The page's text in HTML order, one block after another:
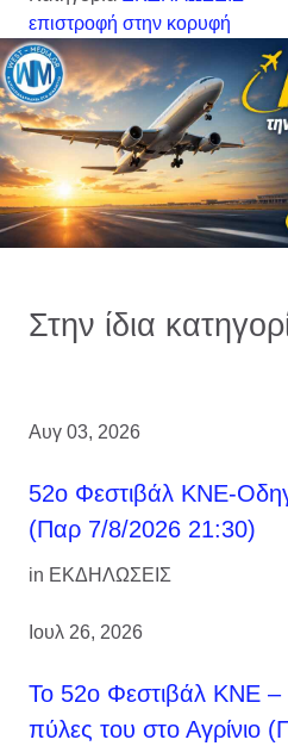
επιστροφή στην κορυφή
Στην ίδια
Αυγ 03, 2026
52ο Φεστιβάλ ΚΝΕ-
(Παρ 7/8/2026 21:30)
in ΕΚΔΗΛΩΣΕΙΣ
Ιουλ 26, 2026
Το 52ο Φεστιβάλ ΚΝΕ –
πύλες του στο Αγρίνιο